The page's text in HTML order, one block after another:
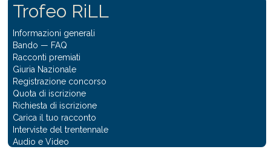
Trofeo RiLL
Informazioni generali
Bando — FAQ
Racconti premiati
Giuria Nazionale
Registrazione concorso
Quota di iscrizione
Richiesta di iscrizione
Carica il tuo racconto
Interviste del trentennale
Audio e Video